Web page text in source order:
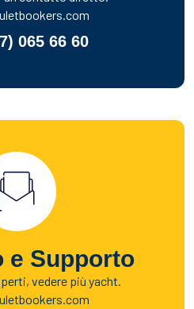
065 66 60
e Supporto
vedere più yacht.